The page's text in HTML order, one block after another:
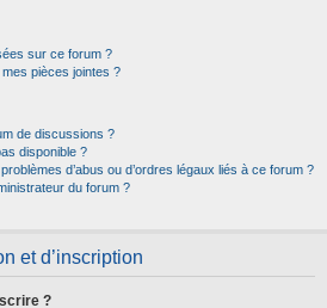
sur ce forum ?
pièces jointes ?
de discussions ?
disponible ?
d’abus ou d’ordres légaux liés à ce forum ?
du forum ?
et d’inscription
?